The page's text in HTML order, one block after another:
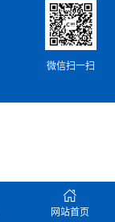
微信扫一扫
网站首页